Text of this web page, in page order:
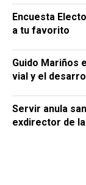
Encuesta
a tu favorito
Guido Mariños
vial y el
Servir anula
exdirector de la